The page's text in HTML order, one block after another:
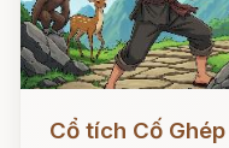
Đọc ngay
Cổ tích Cố Ghép